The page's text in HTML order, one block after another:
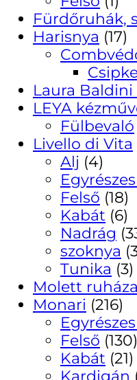
Fürdőruhák,
Harisnya (17)
Laura
LEYA
Fülbevaló
Livello di Vita
Alj (4)
Felső (18)
Kabát (6)
Nadrág
szoknya
Tunika (3)
Molett
Monari (216)
Felső (130)
Kabát (21)
Kardigán